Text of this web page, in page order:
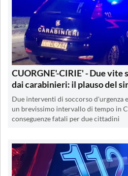
CUORGNE'-CIRIE' - Due vite
dai carabinieri: il plauso del
Due interventi di soccorso d'urgenza
un brevissimo intervallo di tempo in
conseguenze fatali per due cittadini